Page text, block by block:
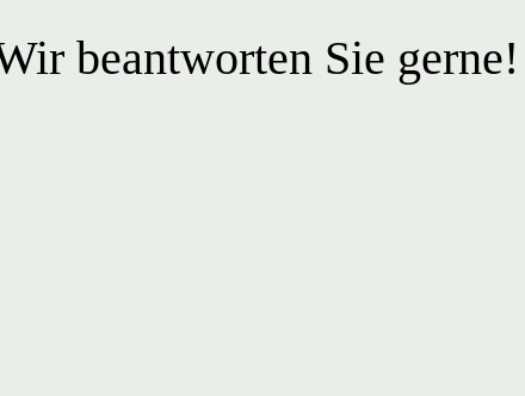
beantworten Sie gerne!